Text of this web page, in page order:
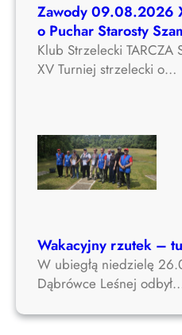
Zawody 09.08.2026
o Puchar Starosty
Klub Strzelecki TARCZA
XV Turniej strzelecki o…
Wakacyjny rzutek –
W ubiegłą niedzielę
Dąbrówce Leśnej